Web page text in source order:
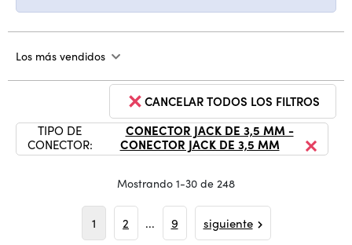
Los más vendidos
CANCELAR TODOS LOS FILTROS
TIPO DE
CONECTOR:
CONECTOR JACK DE 3,5 MM -
CONECTOR JACK DE 3,5 MM
Mostrando 1-30 de 248
1 2 ... 9 siguiente